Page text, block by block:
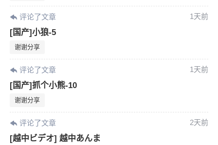
评论了文章 1天前
[国产]小狼-5
谢谢分享
评论了文章 1天前
[国产]抓个小熊-10
谢谢分享
评论了文章 2天前
[越中ビデオ] 越中あんま